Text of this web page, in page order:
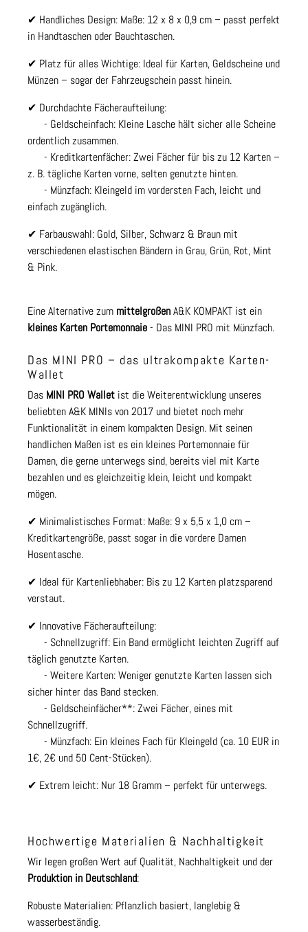
✔ Handliches Design: Maße: 12 x 8 x 0,9 cm – passt perfekt
in Handtaschen oder Bauchtaschen.
✔ Platz für alles Wichtige: Ideal für Karten, Geldscheine und
Münzen – sogar der Fahrzeugschein passt hinein.
✔ Durchdachte Fächeraufteilung:
- Geldscheinfach: Kleine Lasche hält sicher alle Scheine
ordentlich zusammen.
- Kreditkartenfächer: Zwei Fächer für bis zu 12 Karten –
z. B. tägliche Karten vorne, selten genutzte hinten.
- Münzfach: Kleingeld im vordersten Fach, leicht und
einfach zugänglich.
✔ Farbauswahl: Gold, Silber, Schwarz & Braun mit
verschiedenen elastischen Bändern in Grau, Grün, Rot, Mint
& Pink.
Eine Alternative zum mittelgroßenA&K KOMPAKT ist ein
kleines Karten Portemonnaie- Das MINI PRO mit Münzfach.
Das MINI PRO – das ultrakompakte Karten-
Wallet
Das MINI PRO Wallet ist die Weiterentwicklung unseres
beliebten A&K MINIs von 2017 und bietet noch mehr
Funktionalität in einem kompakten Design. Mit seinen
handlichen Maßen ist es ein kleines Portemonnaie für
Damen, die gerne unterwegs sind, bereits viel mit Karte
bezahlen und es gleichzeitig klein, leicht und kompakt
mögen.
✔ Minimalistisches Format: Maße: 9 x 5,5 x 1,0 cm –
Kreditkartengröße, passt sogar in die vordere Damen
Hosentasche.
✔ Ideal für Kartenliebhaber: Bis zu 12 Karten platzsparend
verstaut.
✔ Innovative Fächeraufteilung:
- Schnellzugriff: Ein Band ermöglicht leichten Zugriff auf
täglich genutzte Karten.
- Weitere Karten: Weniger genutzte Karten lassen sich
sicher hinter das Band stecken.
- Geldscheinfächer**: Zwei Fächer, eines mit
Schnellzugriff.
- Münzfach: Ein kleines Fach für Kleingeld (ca. 10 EUR in
1€, 2€ und 50 Cent-Stücken).
✔ Extrem leicht: Nur 18 Gramm – perfekt für unterwegs.
Hochwertige Materialien & Nachhaltigkeit
Wir legen großen Wert auf Qualität, Nachhaltigkeit und der
Produktion in Deutschland:
Robuste Materialien: Pflanzlich basiert, langlebig &
wasserbeständig.